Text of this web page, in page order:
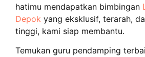
hatimu mendapatkan bimbingan
Depok yang eksklusif, terarah,
tinggi, kami siap membantu.
Temukan guru pendamping